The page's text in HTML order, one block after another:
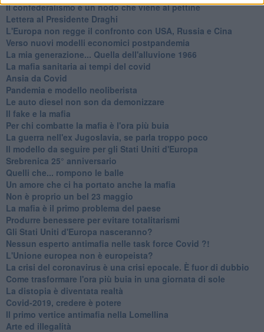
Il confederalismo è un nodo che viene al pettine
Lettera al Presidente Draghi
L'Europa non regge il confronto con USA, Russia e Cina
Verso nuovi modelli economici postpandemia
​La mia generazione... Quella dell'alluvione 1966
​La mafia sanitaria ai tempi del covid
Ansia da Covid
Pandemia e modello neoliberista
Le auto diesel non son da demonizzare
​Il fake e la mafia
Per chi combatte la mafia è l'ora più buia
La guerra nell'ex Jugoslavia, se parla troppo poco
Il modello da seguire per gli Stati Uniti d'Europa
Srebrenica 25° anniversario
Quelli che... rompono le balle
Un amore che ci ha portato anche la mafia
Non è proprio un bel 23 maggio
La mafia è il primo problema del paese
Produrre benessere per evitare totalitarismi
Gli Stati Uniti d'Europa nasceranno?
Nessun esperto antimafia nelle task force Covid ?!
L'Unione europea non è europeista?
La crisi del coronavirus è una crisi epocale. È fuor di dubbio
Come trasformare l'ora più buia in una giornata di sole
​La distopia è diventata realtà
Covid-2019, credere è potere
Il primo vertice antimafia nella Lomellina
Arte ed illegalità